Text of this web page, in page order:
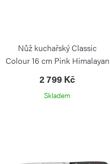
ů
t
Nůž kuchařský Classic
Colour 16 cm Pink Himalayan
2 799 Kč
Skladem